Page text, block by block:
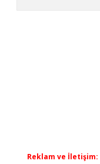
Reklam ve İletişim: